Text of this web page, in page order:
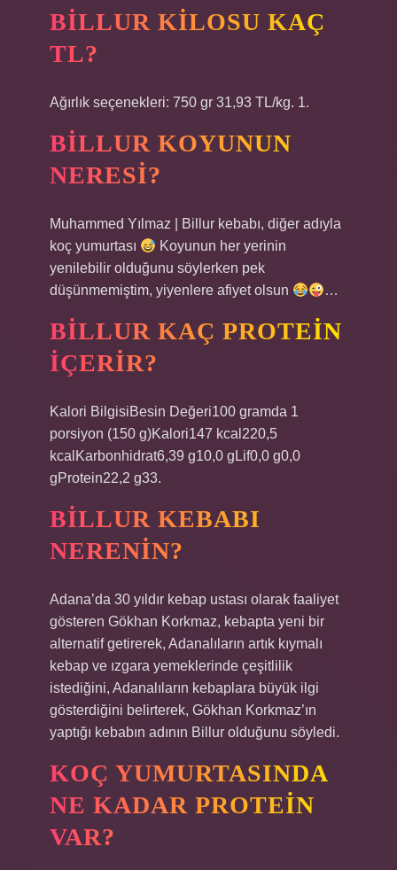
BILLUR KILOSU KAÇ
TL?
Ağırlık seçenekleri: 750 gr 31,93 TL/kg. 1.
BILLUR KOYUNUN
NERESI?
Muhammed Yılmaz | Billur kebabı, diğer adıyla
koç yumurtası
Koyunun her yerinin
yenilebilir olduğunu söylerken pek
düşünmemiştim, yiyenlere afiyet olsun
…
BILLUR KAÇ PROTEIN
IÇERIR?
Kalori BilgisiBesin Değeri100 gramda 1
porsiyon (150 g)Kalori147 kcal220,5
kcalKarbonhidrat6,39 g10,0 gLif0,0 g0,0
gProtein22,2 g33.
BILLUR KEBABI
NERENIN?
Adana’da 30 yıldır kebap ustası olarak faaliyet
gösteren Gökhan Korkmaz, kebapta yeni bir
alternatif getirerek, Adanalıların artık kıymalı
kebap ve ızgara yemeklerinde çeşitlilik
istediğini, Adanalıların kebaplara büyük ilgi
gösterdiğini belirterek, Gökhan Korkmaz’ın
yaptığı kebabın adının Billur olduğunu söyledi.
KOÇ YUMURTASINDA
NE KADAR PROTEIN
VAR?